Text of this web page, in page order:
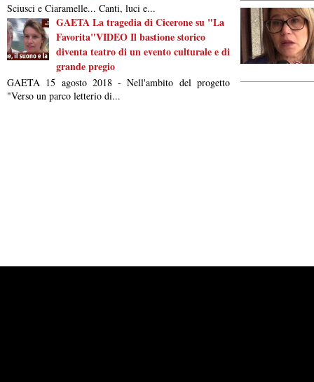
Sciusci e Ciaramelle... Canti, luci e...
GAETA La tragedia di Cicerone su "La
Favorita"VIDEO Il bastione storico
diventa teatro di un evento culturale e di
grande pregio
GAETA 15 agosto 2018 - Nell'ambito del progetto
"Verso un parco letterio di...